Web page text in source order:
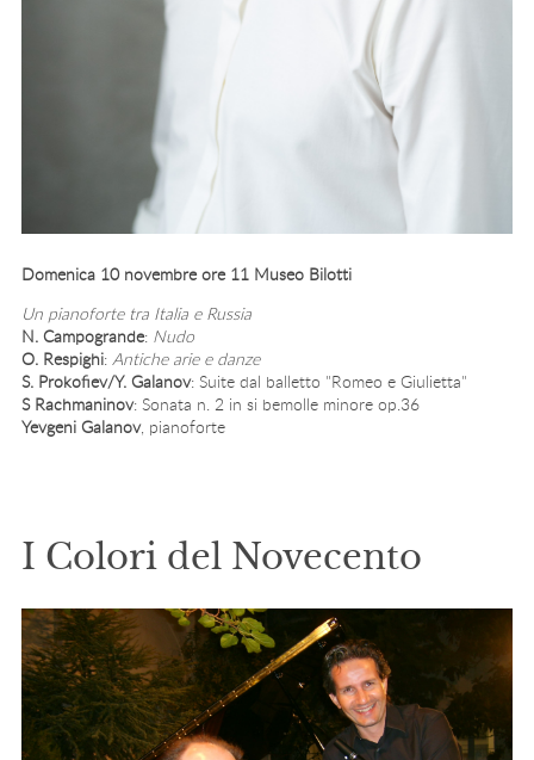
Domenica 10 novembre ore 11 Museo Bilotti
Un pianoforte tra Italia e Russia
N. Campogrande: Nudo
O. Respighi: Antiche arie e danze
S. Prokofiev/Y. Galanov: Suite dal balletto "Romeo e Giulietta"
S Rachmaninov: Sonata n. 2 in si bemolle minore op.36
Yevgeni Galanov, pianoforte
I Colori del Novecento